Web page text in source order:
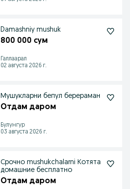
Damashniy mushuk
800 000 сум
Галлаарал
02 августа 2026 г.
Мушукларни бепул берераман
Отдам даром
Булунгур
03 августа 2026 г.
Срочно mushukchalarni Котята
домашние бесплатно
Отдам даром